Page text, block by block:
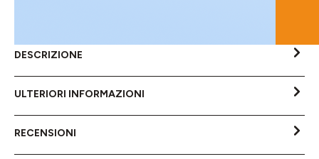
DESCRIZIONE
ULTERIORI INFORMAZIONI
RECENSIONI